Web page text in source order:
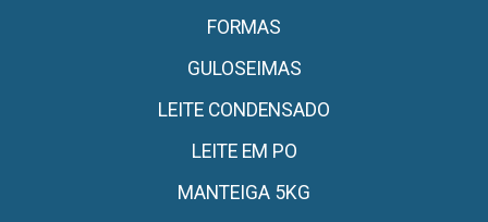
FORMAS
GULOSEIMAS
LEITE CONDENSADO
LEITE EM PO
MANTEIGA 5KG